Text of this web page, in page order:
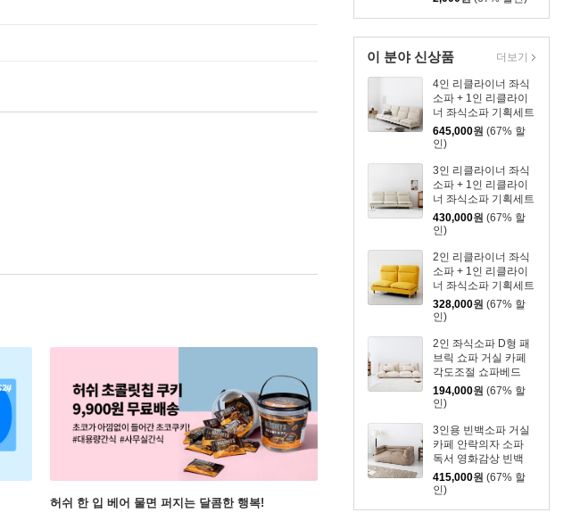
이 분야 신상품
4인 리클라이너 좌식
소파 + 1인 리클라이
너 좌식소파 기획세트
645,000원 (67% 할
인)
3인 리클라이너 좌식
소파 + 1인 리클라이
너 좌식소파 기획세트
430,000원 (67% 할
인)
2인 리클라이너 좌식
소파 + 1인 리클라이
너 좌식소파 기획세트
328,000원 (67% 할
인)
2인 좌식소파 D형 패
브릭 쇼파 거실 카페
각도조절 쇼파베드
194,000원 (67% 할
인)
3인용 빈백소파 거실
카페 안락의자 소파
독서 영화감상 빈백
415,000원 (67% 할
인)
더보기
허쉬 한 입 베어 물면 퍼지는 달콤한 행복!